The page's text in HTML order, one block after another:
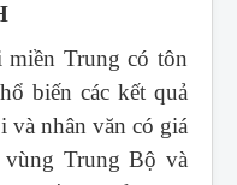
Trung có tôn
biến các kết quả
và nhân văn có giá
Trung Bộ và